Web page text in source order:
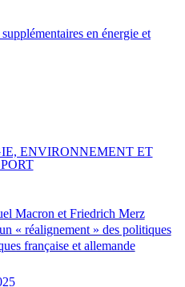
en énergie et
Macron et Friedrich Merz
« réalignement » des politiques
française et allemande
ENVIRONNEMENT ET